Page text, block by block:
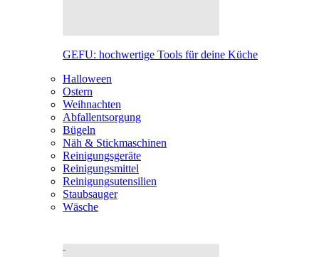
GEFU: hochwertige Tools für deine Küche
Halloween
Ostern
Weihnachten
Abfallentsorgung
Bügeln
Näh & Stickmaschinen
Reinigungsgeräte
Reinigungsmittel
Reinigungsutensilien
Staubsauger
Wäsche